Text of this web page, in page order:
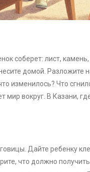
соберет: лист,
домой. Разложите
изменилось? Что
вокруг. В Казани,
Дайте ребенку
что должно